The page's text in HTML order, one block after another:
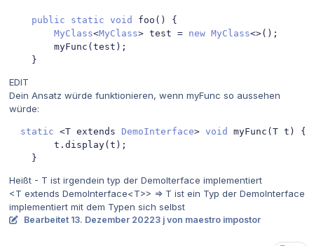
public static void foo ()
{
MyClass<MyClass> test = new MyClass<>();
        myFunc
( test );
}
EDIT
Dein Ansatz würde funktionieren, wenn myFunc so aussehen
würde:
static <T extends DemoInterface> void myFunc ( T t )
{
        t
. display( t );
}
Heißt - T ist irgendein typ der DemoIterface implementiert
<T extends DemoInterface<T>> => T ist ein Typ der DemoInterface
implementiert mit dem Typen sich selbst
Bearbeitet 13. Dezember 20223 j von maestro impostor